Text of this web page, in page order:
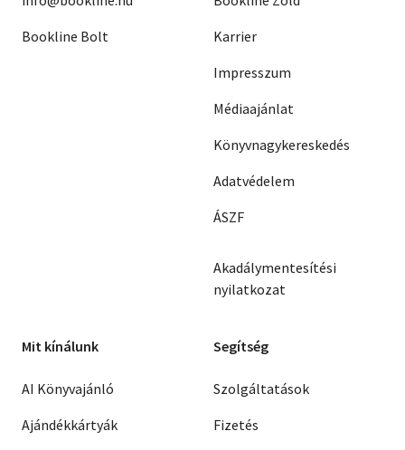
Bookline Bolt
Karrier
Impresszum
Médiaajánlat
Könyvnagykereskedés
Adatvédelem
ÁSZF
Akadálymentesítési
nyilatkozat
Mit kínálunk
AI Könyvajánló
Ajándékkártyák
Segítség
Szolgáltatások
Fizetés